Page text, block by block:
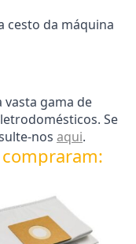
cesto da máquina
vasta gama de
Se
nos aqui.